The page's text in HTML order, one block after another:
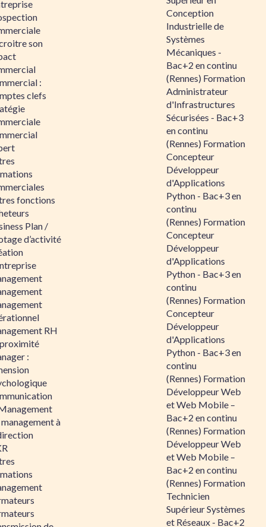
son
:
clefs
fonctions
Plan /
d’activité
RH
:
à
Conception
Industrielle de
Systèmes
Mécaniques -
Bac+2 en continu
(Rennes) Formation
Administrateur
d'Infrastructures
Sécurisées - Bac+3
en continu
(Rennes) Formation
Concepteur
Développeur
d'Applications
Python - Bac+3 en
continu
(Rennes) Formation
Concepteur
Développeur
d'Applications
Python - Bac+3 en
continu
(Rennes) Formation
Concepteur
Développeur
d'Applications
Python - Bac+3 en
continu
(Rennes) Formation
Développeur Web
et Web Mobile –
Bac+2 en continu
(Rennes) Formation
Développeur Web
et Web Mobile –
Bac+2 en continu
(Rennes) Formation
Technicien
Supérieur Systèmes
et Réseaux - Bac+2